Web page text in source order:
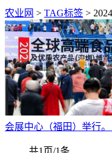
农业网 > TAG标签 > 2024
会展中心（福田）举行
共1页/1条